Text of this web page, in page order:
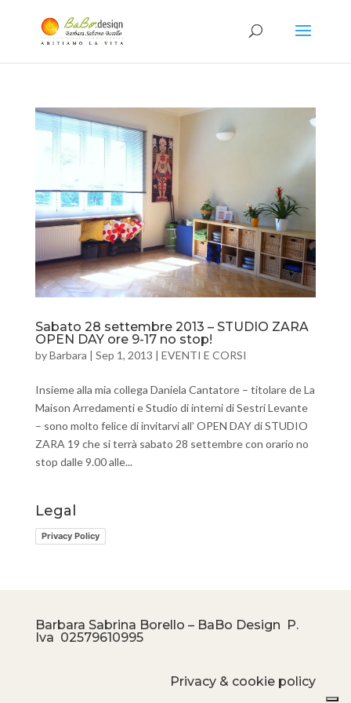
Sabato 28 settembre 2013 – STUDIO ZARA
OPEN DAY ore 9-17 no stop!
byBarbara | Sep 1, 2013 | EVENTI E CORSI
Insieme alla mia collega Daniela Cantatore – titolare de La
Maison Arredamenti e Studio di interni di Sestri Levante
– sono molto felice di invitarvi all’ OPEN DAY di STUDIO
ZARA 19 che si terrà sabato 28 settembre con orario no
stop dalle 9.00 alle...
Legal
Privacy Policy
Barbara Sabrina Borello – BaBo Design P.
Iva 02579610995
Privacy & cookie policy